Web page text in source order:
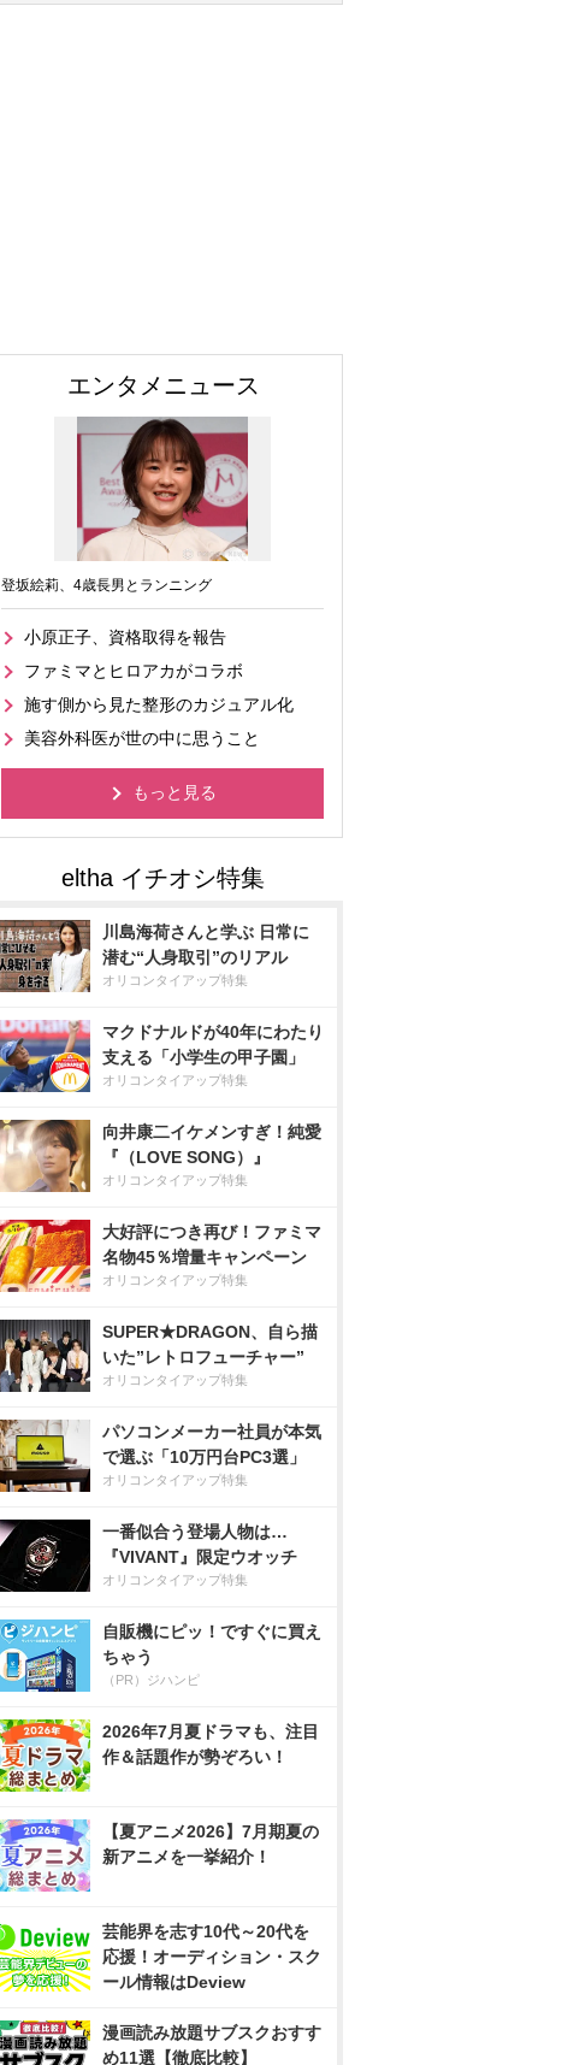
エンタメニュース
登坂絵莉、4歳長男とランニング
小原正子、資格取得を報告
ファミマとヒロアカがコラボ
施す側から見た整形のカジュアル化
美容外科医が世の中に思うこと
もっと見る
川島海荷さんと学ぶ 日常に
潜む“人身取引”のリアル
オリコンタイアップ特集
マクドナルドが40年にわたり
支える「小学生の甲子園」
オリコンタイアップ特集
向井康二イケメンすぎ！純愛
『（LOVE SONG）』
オリコンタイアップ特集
大好評につき再び！ファミマ
名物45％増量キャンペーン
オリコンタイアップ特集
SUPER★DRAGON、自ら描
いた”レトロフューチャー”
オリコンタイアップ特集
パソコンメーカー社員が本気
で選ぶ「10万円台PC3選」
オリコンタイアップ特集
一番似合う登場人物は…
『VIVANT』限定ウオッチ
オリコンタイアップ特集
自販機にピッ！ですぐに買え
ちゃう
（PR）ジハンピ
2026年7月夏ドラマも、注目
作＆話題作が勢ぞろい！
【夏アニメ2026】7月期夏の
新アニメを一挙紹介！
芸能界を志す10代～20代を
応援！オーディション・スク
ール情報はDeview
漫画読み放題サブスクおすす
め11選【徹底比較】